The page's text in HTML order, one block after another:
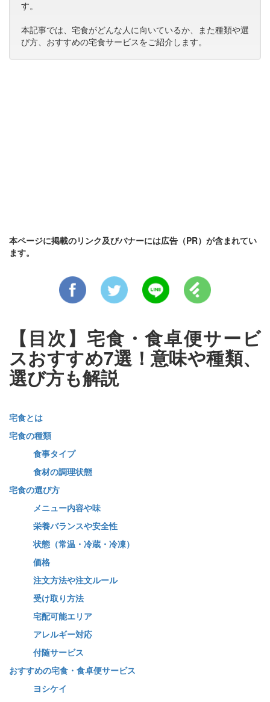
す。
本記事では、宅食がどんな人に向いているか、また種類や選
び方、おすすめの宅食サービスをご紹介します。
本ページに掲載のリンク及びバナーには広告（PR）が含まれてい
ます。
【目次】宅食・食卓便サービ
スおすすめ7選！意味や種類、
選び方も解説
宅食とは
宅食の種類
食事タイプ
食材の調理状態
宅食の選び方
メニュー内容や味
栄養バランスや安全性
状態（常温・冷蔵・冷凍）
価格
注文方法や注文ルール
受け取り方法
宅配可能エリア
アレルギー対応
付随サービス
おすすめの宅食・食卓便サービス
ヨシケイ